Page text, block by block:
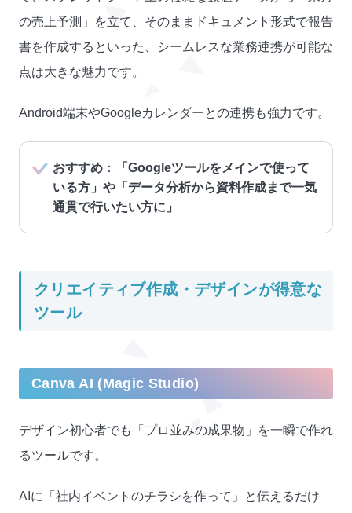
の売上予測」を立て、そのままドキュメント形式で報告
書を作成するといった、シームレスな業務連携が可能な
点は大きな魅力です。
Android端末やGoogleカレンダーとの連携も強力です。
おすすめ ：
「Googleツールをメインで使って
いる方」や「データ分析から資料作成まで一気
通貫で行いたい方に」
クリエイティブ作成・デザインが得意な
ツール
Canva AI (Magic Studio)
デザイン初心者でも「プロ並みの成果物」を一瞬で作れ
るツールです。
AIに「社内イベントのチラシを作って」と伝えるだけ